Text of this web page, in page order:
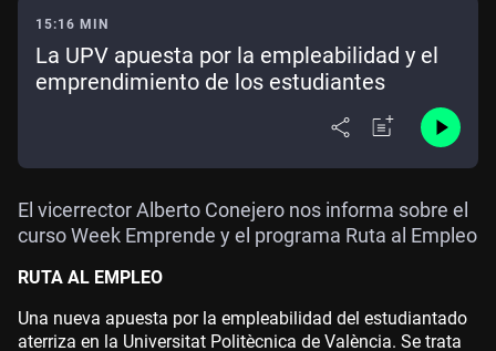
15:16 MIN
La UPV apuesta por la empleabilidad y el
emprendimiento de los estudiantes
El vicerrector Alberto Conejero nos informa sobre el
curso Week Emprende y el programa Ruta al Empleo
RUTA AL EMPLEO
Una nueva apuesta por la empleabilidad del estudiantado
aterriza en la Universitat Politècnica de València. Se trata